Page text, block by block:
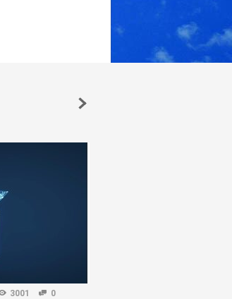
3001 0